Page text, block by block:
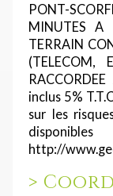
PONT-
MINUTES A
TERRAIN
(TELECOM,
inclus 5%
sur les
http://
>